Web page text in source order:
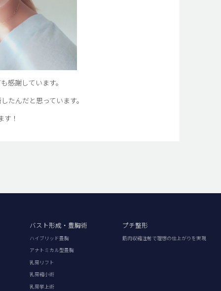
感謝しています。
たんだと思っています。
！
バスト形成・豊胸術
ハイブリッド豊胸
アナトミカル型豊胸
乳房リフト
乳房縮小術
乳房挙上術
プチ整形
筋肉収縮注射で理想の仕上がりを実現